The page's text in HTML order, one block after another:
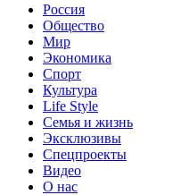
Россия
Общество
Мир
Экономика
Спорт
Культура
Life Style
Семья и жизнь
Эксклюзивы
Спецпроекты
Видео
О нас